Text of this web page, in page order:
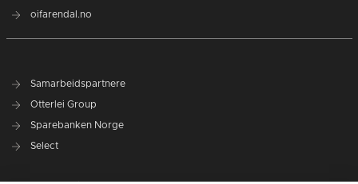
oifarendal.no
Samarbeidspartnere
Otterlei Group
Sparebanken Norge
Select